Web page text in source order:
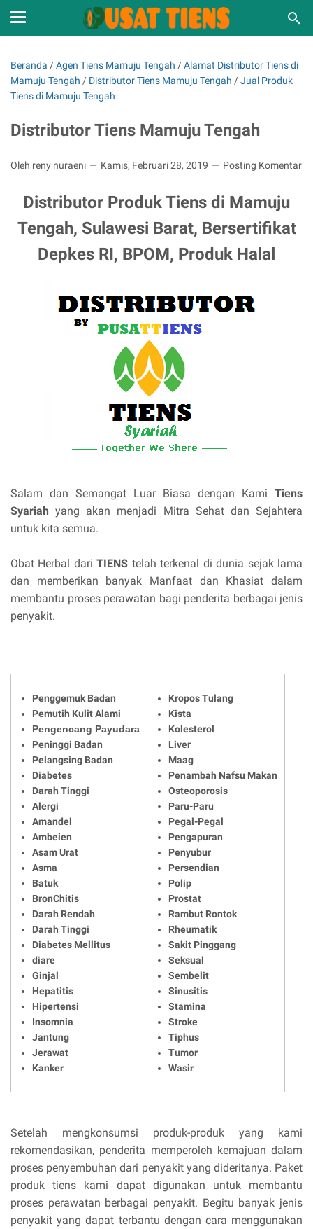
Beranda /Agen Tiens Mamuju Tengah /Alamat Distributor Tiens di
Mamuju Tengah / Distributor Tiens Mamuju Tengah /Jual Produk
Tiens di Mamuju Tengah
Distributor Tiens Mamuju Tengah
Oleh reny nuraeni Kamis, Februari 28, 2019 Posting Komentar
Distributor Produk Tiens di Mamuju
Tengah, Sulawesi Barat, Bersertifikat
Depkes RI, BPOM, Produk Halal
Salam dan Semangat Luar Biasa dengan Kami Tiens
Syariah yang akan menjadi Mitra Sehat dan Sejahtera
untuk kita semua.
Obat Herbal dariTIENS telah terkenal di dunia sejak lama
dan memberikan banyak Manfaat dan Khasiat dalam
membantu proses perawatan bagi penderita berbagai jenis
penyakit.
Penggemuk Badan
Pemutih Kulit Alami
Pengencang Payudara
Peninggi Badan
Pelangsing Badan
Diabetes
Darah Tinggi
Alergi
Amandel
Ambeien
Asam Urat
Asma
Batuk
BronChitis
Darah Rendah
Darah Tinggi
Diabetes Mellitus
diare
Ginjal
Hepatitis
Hipertensi
Insomnia
Jantung
Jerawat
Kanker
Kropos Tulang
Kista
Kolesterol
Liver
Maag
Penambah Nafsu Makan
Osteoporosis
Paru-Paru
Pegal-Pegal
Pengapuran
Penyubur
Persendian
Polip
Prostat
Rambut Rontok
Rheumatik
Sakit Pinggang
Seksual
Sembelit
Sinusitis
Stamina
Stroke
Tiphus
Tumor
Wasir
Setelah mengkonsumsi produk-produk yang kami
rekomendasikan, penderita memperoleh kemajuan dalam
proses penyembuhan dari penyakit yang dideritanya. Paket
produk tiens kami dapat digunakan untuk membantu
proses perawatan berbagai penyakit. Begitu banyak jenis
penyakit yang dapat terbantu dengan cara menggunakan